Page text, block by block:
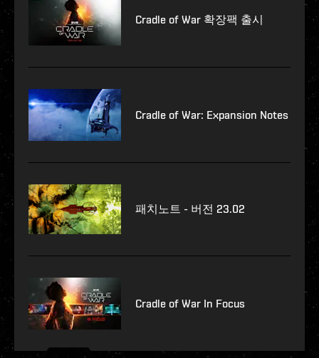
Cradle of War 확장팩 출시
Cradle of War: Expansion Notes
패치노트 - 버전 23.02
Cradle of War In Focus